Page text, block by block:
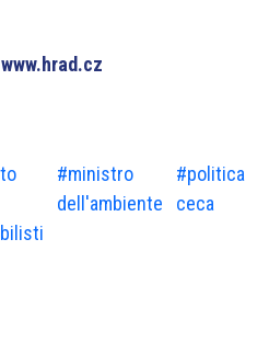
www.hrad.cz
#ministro
dell'ambiente
#politica
ceca